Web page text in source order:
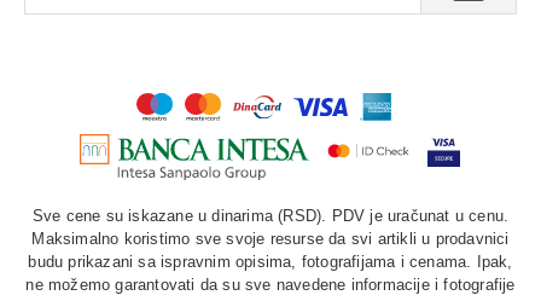
Sve cene su iskazane u dinarima (RSD). PDV je uračunat u cenu.
Maksimalno koristimo sve svoje resurse da svi artikli u prodavnici
budu prikazani sa ispravnim opisima, fotografijama i cenama. Ipak,
ne možemo garantovati da su sve navedene informacije i fotografije